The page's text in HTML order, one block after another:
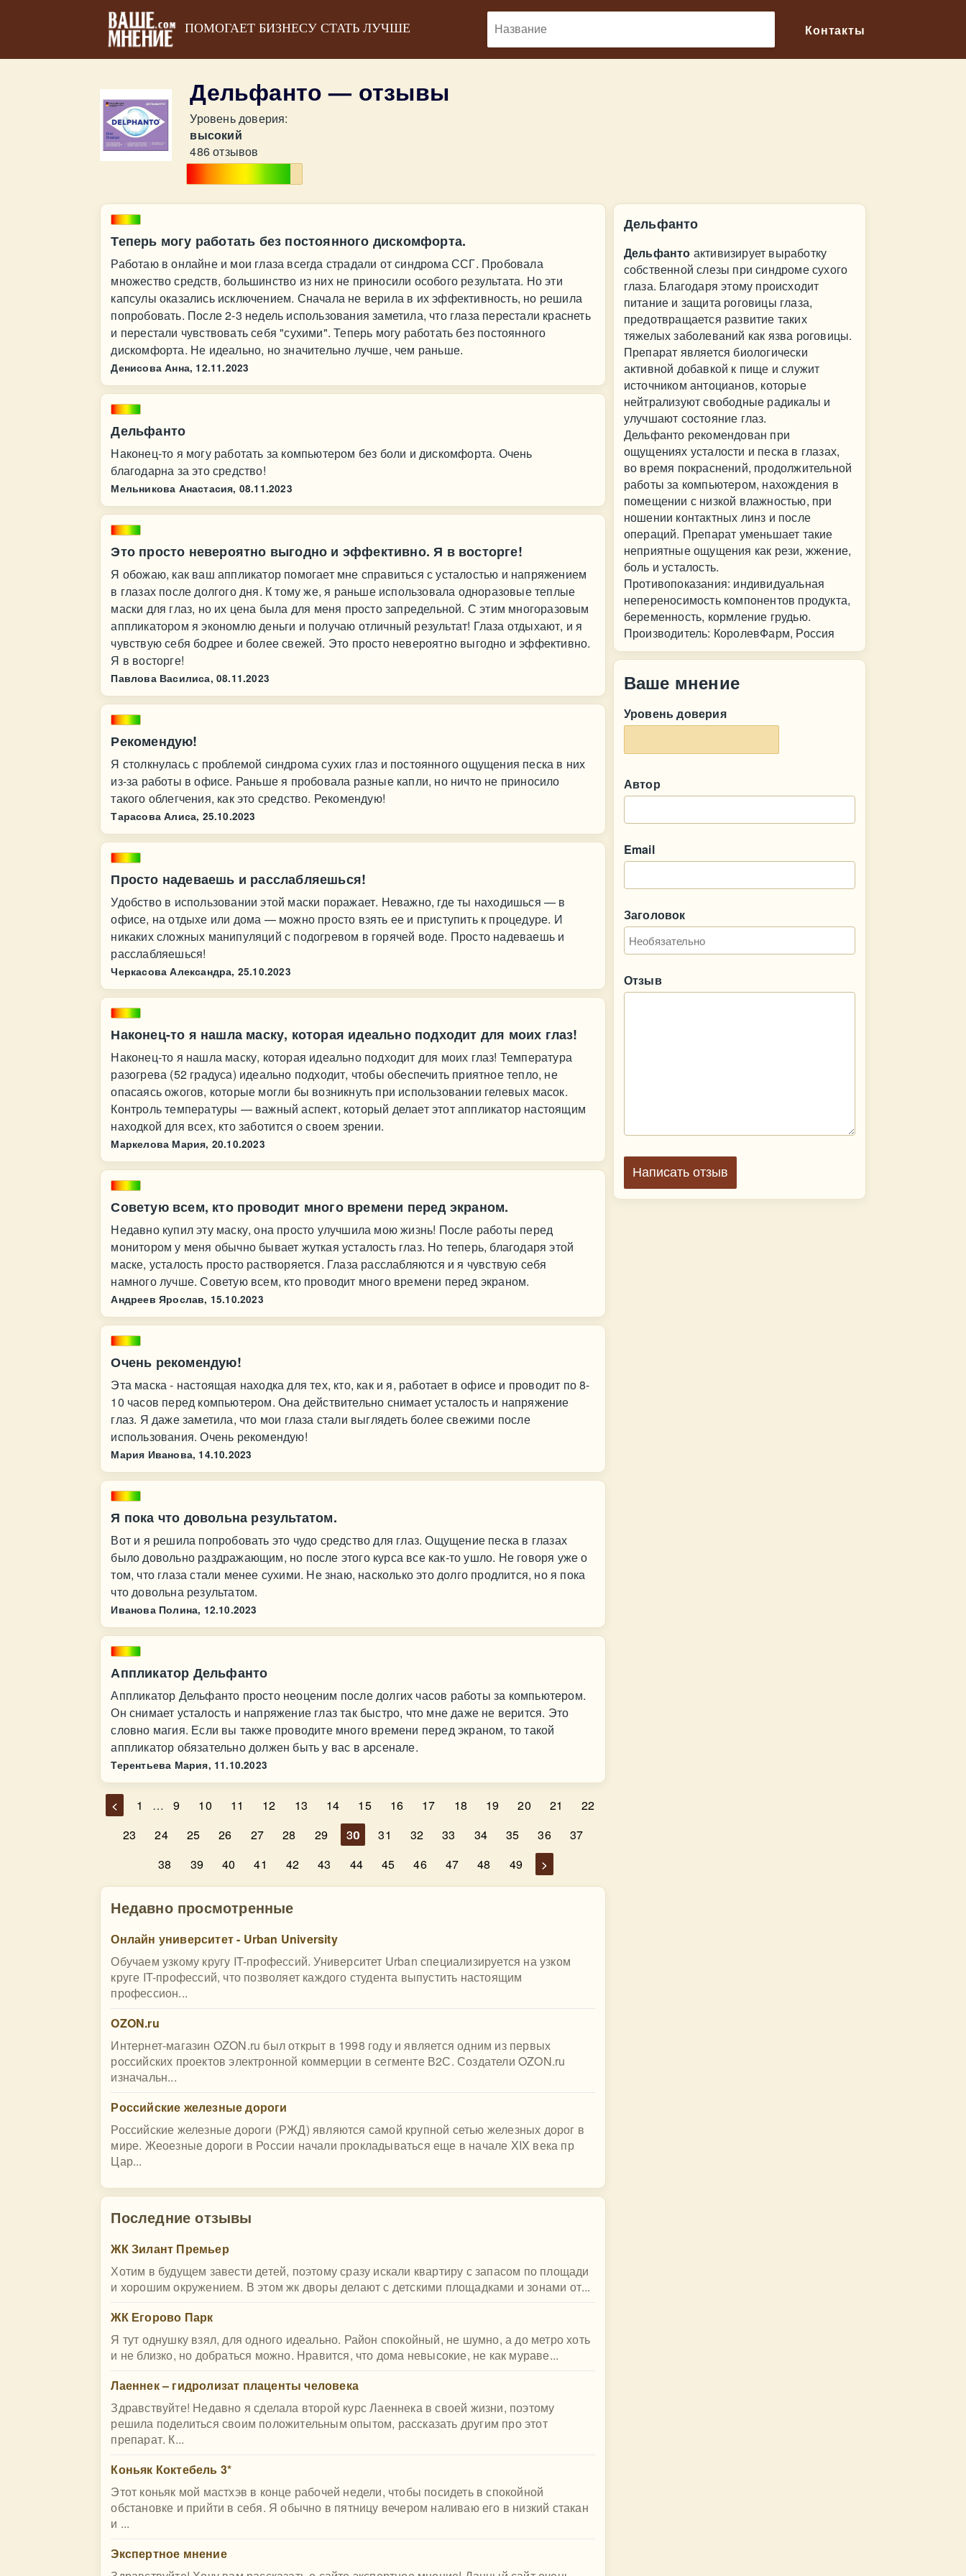
ПОМОГАЕТ БИЗНЕСУ СТАТЬ ЛУЧШЕ Контакты
Дельфанто — отзывы
Уровень доверия:
высокий
486 отзывов
Теперь могу работать без постоянного дискомфорта.
Работаю в онлайне и мои глаза всегда страдали от синдрома ССГ. Пробовала
множество средств, большинство из них не приносили особого результата. Но эти
капсулы оказались исключением. Сначала не верила в их эффективность, но решила
попробовать. После 2-3 недель использования заметила, что глаза перестали краснеть
и перестали чувствовать себя "сухими". Теперь могу работать без постоянного
дискомфорта. Не идеально, но значительно лучше, чем раньше.
Денисова Анна, 12.11.2023
Дельфанто
Наконец-то я могу работать за компьютером без боли и дискомфорта. Очень
благодарна за это средство!
Мельникова Анастасия, 08.11.2023
Это просто невероятно выгодно и эффективно. Я в восторге!
Я обожаю, как ваш аппликатор помогает мне справиться с усталостью и напряжением
в глазах после долгого дня. К тому же, я раньше использовала одноразовые теплые
маски для глаз, но их цена была для меня просто запредельной. С этим многоразовым
аппликатором я экономлю деньги и получаю отличный результат! Глаза отдыхают, и я
чувствую себя бодрее и более свежей. Это просто невероятно выгодно и эффективно.
Я в восторге!
Павлова Василиса, 08.11.2023
Рекомендую!
Я столкнулась с проблемой синдрома сухих глаз и постоянного ощущения песка в них
из-за работы в офисе. Раньше я пробовала разные капли, но ничто не приносило
такого облегчения, как это средство. Рекомендую!
Тарасова Алиса, 25.10.2023
Просто надеваешь и расслабляешься!
Удобство в использовании этой маски поражает. Неважно, где ты находишься — в
офисе, на отдыхе или дома — можно просто взять ее и приступить к процедуре. И
никаких сложных манипуляций с подогревом в горячей воде. Просто надеваешь и
расслабляешься!
Черкасова Александра, 25.10.2023
Наконец-то я нашла маску, которая идеально подходит для моих глаз!
Наконец-то я нашла маску, которая идеально подходит для моих глаз! Температура
разогрева (52 градуса) идеально подходит, чтобы обеспечить приятное тепло, не
опасаясь ожогов, которые могли бы возникнуть при использовании гелевых масок.
Контроль температуры — важный аспект, который делает этот аппликатор настоящим
находкой для всех, кто заботится о своем зрении.
Маркелова Мария, 20.10.2023
Советую всем, кто проводит много времени перед экраном.
Недавно купил эту маску, она просто улучшила мою жизнь! После работы перед
монитором у меня обычно бывает жуткая усталость глаз. Но теперь, благодаря этой
маске, усталость просто растворяется. Глаза расслабляются и я чувствую себя
намного лучше. Советую всем, кто проводит много времени перед экраном.
Андреев Ярослав, 15.10.2023
Очень рекомендую!
Эта маска - настоящая находка для тех, кто, как и я, работает в офисе и проводит по 8-
10 часов перед компьютером. Она действительно снимает усталость и напряжение
глаз. Я даже заметила, что мои глаза стали выглядеть более свежими после
использования. Очень рекомендую!
Мария Иванова, 14.10.2023
Я пока что довольна результатом.
Вот и я решила попробовать это чудо средство для глаз. Ощущение песка в глазах
было довольно раздражающим, но после этого курса все как-то ушло. Не говоря уже о
том, что глаза стали менее сухими. Не знаю, насколько это долго продлится, но я пока
что довольна результатом.
Иванова Полина, 12.10.2023
Аппликатор Дельфанто
Аппликатор Дельфанто просто неоценим после долгих часов работы за компьютером.
Он снимает усталость и напряжение глаз так быстро, что мне даже не верится. Это
словно магия. Если вы также проводите много времени перед экраном, то такой
аппликатор обязательно должен быть у вас в арсенале.
Терентьева Мария, 11.10.2023
< 1 … 9 10 11 12 13 14 15 16 17 18 19 20 21
22
23
24 25 26 27 28 29 30 31 32 33 34 35 36
37
38
39 40 41 42 43 44 45 46 47 48 49 >
Недавно просмотренные
Онлайн университет - Urban University
Обучаем узкому кругу IT-профессий. Университет Urban специализируется на узком
круге IT-профессий, что позволяет каждого студента выпустить настоящим
профессион...
OZON.ru
Интернет-магазин OZON.ru был открыт в 1998 году и является одним из первых
российских проектов электронной коммерции в сегменте В2С. Создатели OZON.ru
изначальн...
Российские железные дороги
Российские железные дороги (РЖД) являются самой крупной сетью железных дорог в
мире. Жеоезные дороги в России начали прокладываться еще в начале XIX века пр
Цар...
Последние отзывы
ЖК Зилант Премьер
Хотим в будущем завести детей, поэтому сразу искали квартиру с запасом по площади
и хорошим окружением. В этом жк дворы делают с детскими площадками и зонами от...
ЖК Егорово Парк
Я тут однушку взял, для одного идеально. Район спокойный, не шумно, а до метро хоть
и не близко, но добраться можно. Нравится, что дома невысокие, не как мураве...
Лаеннек – гидролизат плаценты человека
Здравствуйте! Недавно я сделала второй курс Лаеннека в своей жизни, поэтому
решила поделиться своим положительным опытом, рассказать другим про этот
препарат. К...
Коньяк Коктебель 3*
Этот коньяк мой мастхэв в конце рабочей недели, чтобы посидеть в спокойной
обстановке и прийти в себя. Я обычно в пятницу вечером наливаю его в низкий стакан
и ...
Экспертное мнение
Дельфанто
Дельфанто активизирует выработку
собственной слезы при синдроме сухого
глаза. Благодаря этому происходит
питание и защита роговицы глаза,
предотвращается развитие таких
тяжелых заболеваний как язва роговицы.
Препарат является биологически
активной добавкой к пище и служит
источником антоцианов, которые
нейтрализуют свободные радикалы и
улучшают состояние глаз.
Дельфанто рекомендован при
ощущениях усталости и песка в глазах,
во время покраснений, продолжительной
работы за компьютером, нахождения в
помещении с низкой влажностью, при
ношении контактных линз и после
операций. Препарат уменьшает такие
неприятные ощущения как рези, жжение,
боль и усталость.
Противопоказания: индивидуальная
непереносимость компонентов продукта,
беременность, кормление грудью.
Производитель: КоролевФарм, Россия
Ваше мнение
Уровень доверия
Автор
Email
Заголовок
Отзыв
Написать отзыв